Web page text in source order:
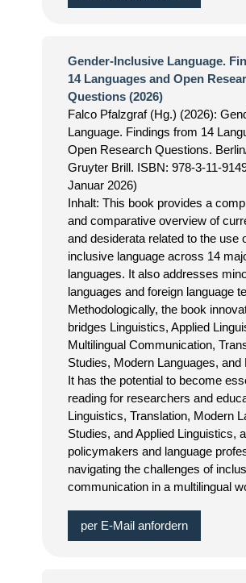
Gender-Inclusive Language.
14 Languages and Open
Questions (2026)
Falco Pfalzgraf (Hg.) (2026):
Language. Findings from 14
Open Research Questions.
Gruyter Brill. ISBN: 978-3-11-
Januar 2026)
Inhalt: This book provides a
and comparative overview of
and desiderata related to the use
inclusive language across 14
languages. It also addresses
languages and foreign language
Methodologically, the book
bridges Linguistics, Applied
Multilingual Communication,
Studies, Modern Languages, and
It has the potential to become
reading for researchers and
Linguistics, Translation, Modern
Studies, and Applied Linguistics,
policymakers and language
navigating the challenges of
communication in a multilingual
per E-Mail anfordern